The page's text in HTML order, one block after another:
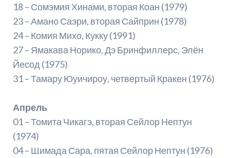
18 – Сомэмия Хинами, вторая Коан (1979)
23 – Амано Саэри, вторая Сайприн (1978)
24 – Комия Михо, Кукку (1991)
27 – Ямакава Норико, Дэ Бринфиллерс, Элён
Йесод (1975)
31 – Тамару Юуичироу, четвертый Кракен (1976)
Апрель
01 – Томита Чикагэ, вторая Сейлор Нептун
(1974)
04 – Шимада Сара, пятая Сейлор Нептун (1976)